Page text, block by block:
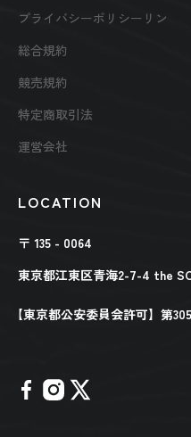
プライバシーポリシーリン
総合規約
競売規約
特定商取引法
運営会社
LOCATION
〒 135 - 0064
東京都江東区青海2-7-4 the
【東京都公安委員会許可】第